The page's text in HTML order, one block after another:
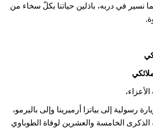
نسير في دربه، باذلين حياتنا بكلّ سخاء من
رسولية إلى بياتزا أرميرينا وإلى باليرمو،
الخامسة والعشرين لوفاة الطوباوي